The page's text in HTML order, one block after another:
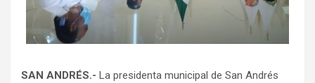
SAN ANDRÉS.- La presidenta municipal de San Andrés